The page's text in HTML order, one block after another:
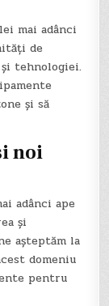
mai adânci
de
tehnologiei.
și să
noi
adânci ape
și
așteptăm la
domeniu
pentru